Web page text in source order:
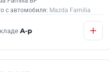
с автомобиля: Mazda Familia
А-р